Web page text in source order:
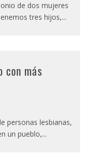
de dos mujeres
tres hijos,...
con más
personas lesbianas,
un pueblo,...